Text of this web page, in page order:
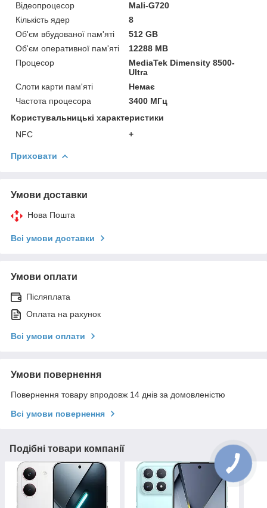
Відеопроцесор
Mali-G720
Кількість ядер
8
Об'єм вбудованої пам'яті
512 GB
Об'єм оперативної пам'яті
12288 MB
Процесор
MediaTek Dimensity 8500-
Ultra
Слоти карти пам'яті
Немає
Частота процесора
3400 МГц
Користувальницькі характеристики
NFC
+
Приховати
Умови доставки
Нова Пошта
Всі умови доставки
Умови оплати
Післяплата
Оплата на рахунок
Всі умови оплати
Умови повернення
Повернення товару впродовж 14 днів за домовленістю
Всі умови повернення
Подібні товари компанії